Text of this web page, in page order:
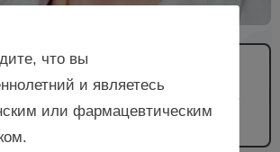
кафедры акушерства и
ВО РязГМУ Минздрава России, г.
что вы
и являетесь
или фармацевтическим